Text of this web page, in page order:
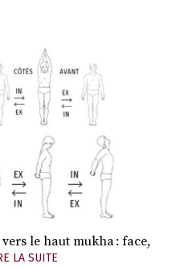
le haut mukha : face,
LA SUITE